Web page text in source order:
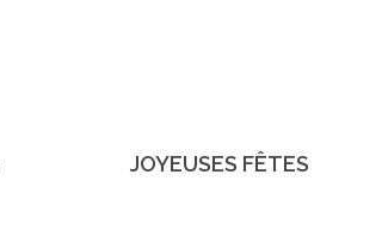
JOYEUSES FÊTES